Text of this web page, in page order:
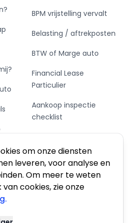
om onze diensten
leveren, voor analyse en
Om meer te weten
cookies, zie onze
BPM vrijstelling vervalt
Belasting / aftrekposten
BTW of Marge auto
Financial Lease
Particulier
Aankoop inspectie
checklist
Private Leasen,
Financieren of Kopen?